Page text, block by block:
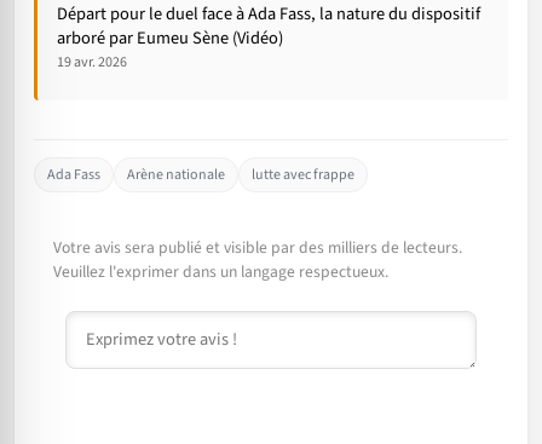
Départ pour le duel face à Ada Fass, la nature du dispositif
arboré par Eumeu Sène (Vidéo)
19 avr. 2026
Ada Fass Arène nationale lutte avec frappe
Votre avis sera publié et visible par des milliers de lecteurs.
Veuillez l'exprimer dans un langage respectueux.
Commentaire